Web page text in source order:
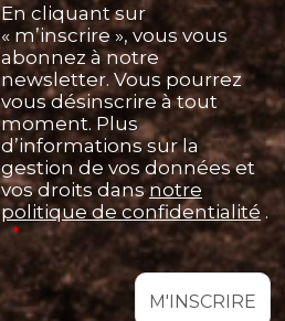
En cliquant sur
« m’inscrire », vous vous
abonnez à notre
newsletter. Vous pourrez
vous désinscrire à tout
moment. Plus
d’informations sur la
gestion de vos données et
vos droits dansnotre
politique de confidentialité .
*